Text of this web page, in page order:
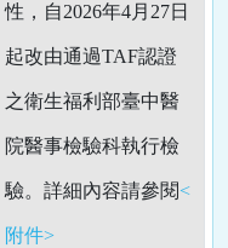
性，自2026年4月27日
起改由通過TAF認證
之衛生福利部臺中醫
院醫事檢驗科執行檢
驗。詳細內容請參閱<
附件>